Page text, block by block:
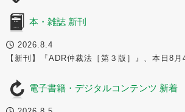
本・雑誌 新刊
2026.8.4
【新刊】『ADR仲裁法［第３版］』、本日8月
電子書籍・デジタルコンテンツ 新着